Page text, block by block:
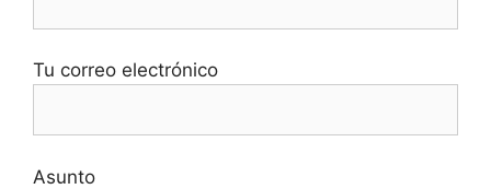
Tu correo electrónico
Asunto